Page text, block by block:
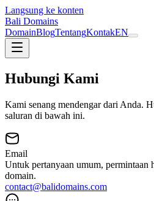
Langsung ke konten
Bali Domains
DomainBlogTentangKontakEN
Hubungi Kami
Kami senang mendengar dari Anda.
saluran di bawah ini.
Email
Untuk pertanyaan umum, permintaan
domain.
contact@balidomains.com